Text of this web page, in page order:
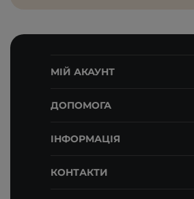
МІЙ АКАУНТ
ДОПОМОГА
ІНФОРМАЦІЯ
КОНТАКТИ